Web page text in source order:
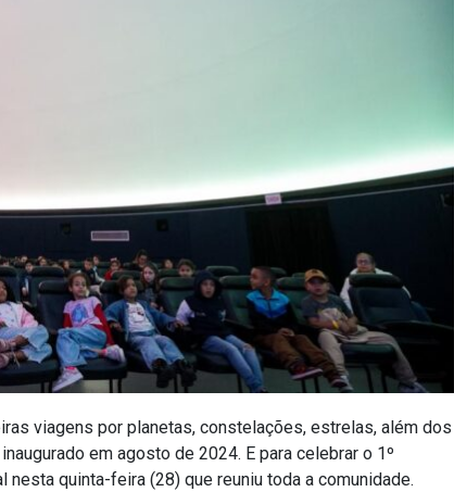
viagens por planetas, constelações, estrelas, além dos
em agosto de 2024. E para celebrar o 1º
quinta-feira (28) que reuniu toda a comunidade.